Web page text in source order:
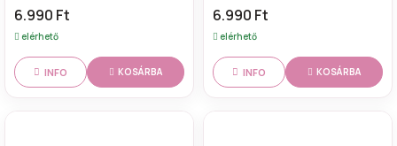
6.990 Ft
elérhető
INFO KOSÁRBA
6.990 Ft
elérhető
INFO KOSÁRBA